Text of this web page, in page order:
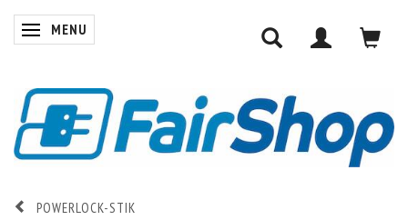
SKIFTE NAVIGATION
MENU
POWERLOCK-STIK